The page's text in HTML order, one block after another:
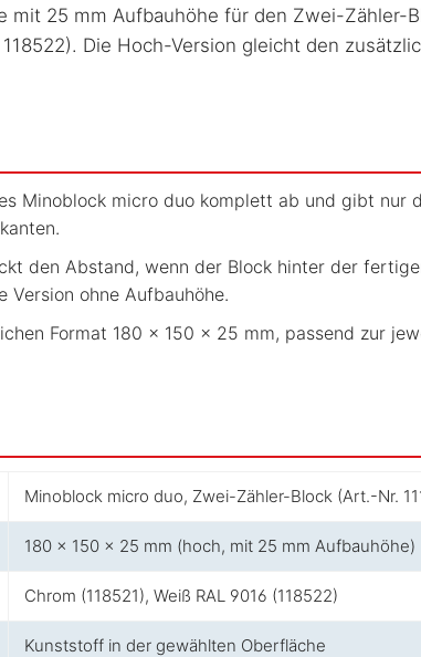
25 mm Aufbauhöhe für den Zwei-Zähler-
Die Hoch-Version gleicht den
Minoblock micro duo komplett ab und gibt
den Abstand, wenn der Block hinter der
ohne Aufbauhöhe.
Format 180 × 150 × 25 mm, passend zur
Minoblock micro duo, Zwei-Zähler-Block (Art.-Nr.
180 × 150 × 25 mm (hoch, mit 25 mm Aufbauhöhe)
Chrom (118521), Weiß RAL 9016 (118522)
Kunststoff in der gewählten Oberfläche